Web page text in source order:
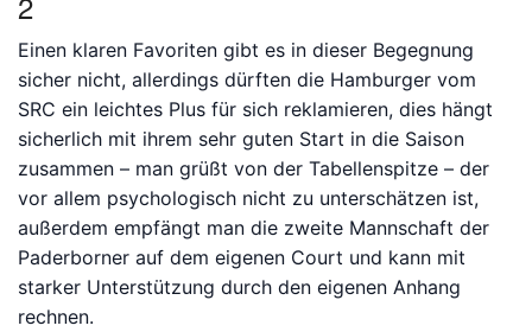
Einen klaren Favoriten gibt es in dieser Begegnung
sicher nicht, allerdings dürften die Hamburger vom
SRC ein leichtes Plus für sich reklamieren, dies hängt
sicherlich mit ihrem sehr guten Start in die Saison
zusammen – man grüßt von der Tabellenspitze – der
vor allem psychologisch nicht zu unterschätzen ist,
außerdem empfängt man die zweite Mannschaft der
Paderborner auf dem eigenen Court und kann mit
starker Unterstützung durch den eigenen Anhang
rechnen.